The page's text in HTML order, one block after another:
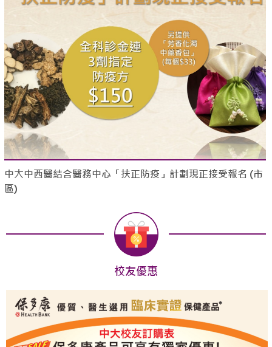
中大中西醫結合醫務中心「扶正防疫」計劃現正接受報名 (市
區)
校友優惠